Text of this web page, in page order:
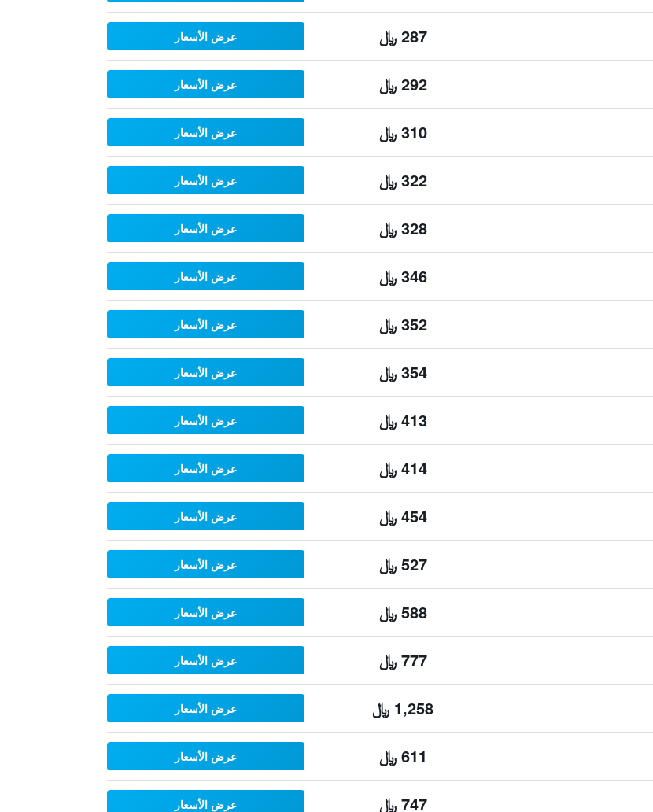
287 ﷼ عرض الأسعار
292 ﷼ عرض الأسعار
310 ﷼ عرض الأسعار
322 ﷼ عرض الأسعار
328 ﷼ عرض الأسعار
346 ﷼ عرض الأسعار
352 ﷼ عرض الأسعار
354 ﷼ عرض الأسعار
413 ﷼ عرض الأسعار
414 ﷼ عرض الأسعار
454 ﷼ عرض الأسعار
527 ﷼ عرض الأسعار
588 ﷼ عرض الأسعار
777 ﷼ عرض الأسعار
1,258 ﷼ عرض الأسعار
611 ﷼ عرض الأسعار
747 ﷼ عرض الأسعار